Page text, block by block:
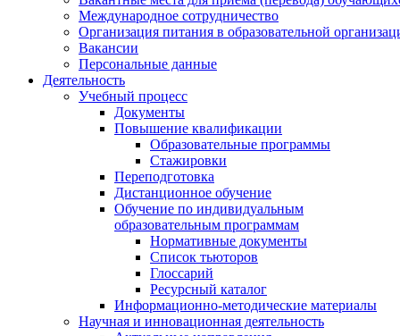
Международное сотрудничество
Организация питания в образовательной
Вакансии
Персональные данные
Деятельность
Учебный процесс
Документы
Повышение квалификации
Образовательные программы
Стажировки
Переподготовка
Дистанционное обучение
Обучение по индивидуальным
образовательным программам
Нормативные документы
Список тьюторов
Глоссарий
Ресурсный каталог
Информационно-методические материалы
Научная и инновационная деятельность